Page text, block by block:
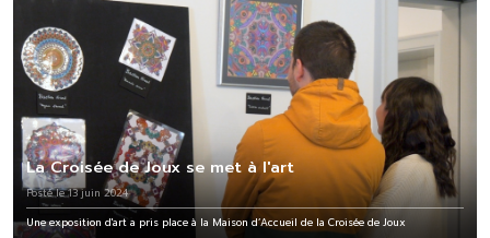
La Croisée de Joux se met à l'art
Posté le 13 juin 2024
Une exposition d'art a pris place à la Maison d’Accueil de la Croisée de Joux